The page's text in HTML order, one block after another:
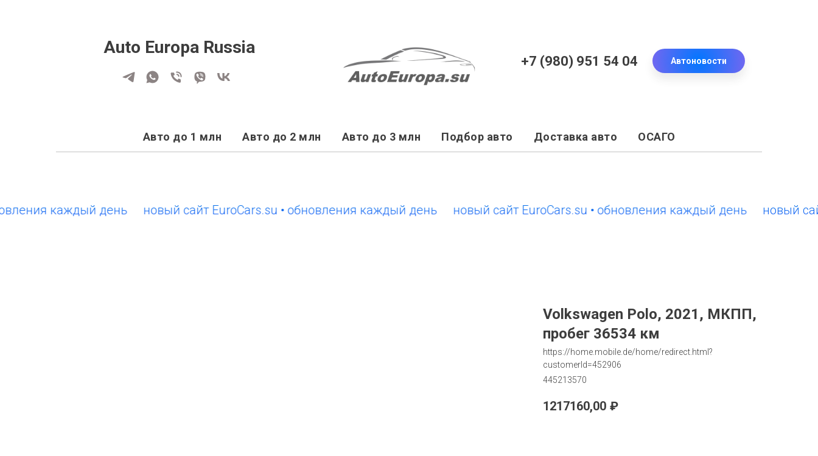
Auto Europa Russia
+7 (980) 951 54 04 Автоновости
Авто до 1 млн Авто до 2 млн Авто до 3 млн Подбор авто Доставка авто ОСАГО
каждый день новый сайт EuroCars.su • обновления каждый день новый сайт EuroCars.su • обновления каждый день новый сайт
Volkswagen Polo, 2021, МКПП,
пробег 36534 км
https://home.mobile.de/home/redirect.html?
customerId=452906
445213570
1217160,00 ₽